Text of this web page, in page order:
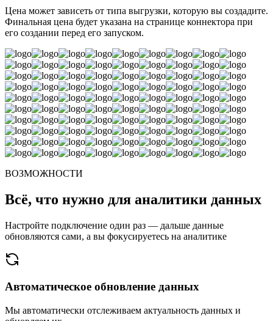
Цена может зависеть от типа выгрузки, которую вы создадите.
Финальная цена будет указана на странице коннектора при
его создании перед его запуском.
ВОЗМОЖНОСТИ
Всё, что нужно для аналитики данных
Настройте подключение один раз — дальше данные
обновляются сами, а вы фокусируетесь на аналитике
Автоматическое обновление данных
Мы автоматически отслеживаем актуальность данных и